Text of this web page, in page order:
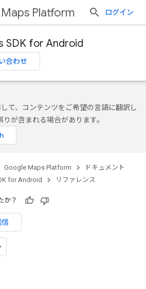
Maps Platform ログイン
SDK for Android
合わせ
て、コンテンツをご希望の言語に翻訳し
が含まれる場合があります。
Google Maps Platform
ドキュメント
for Android リファレンス
か？